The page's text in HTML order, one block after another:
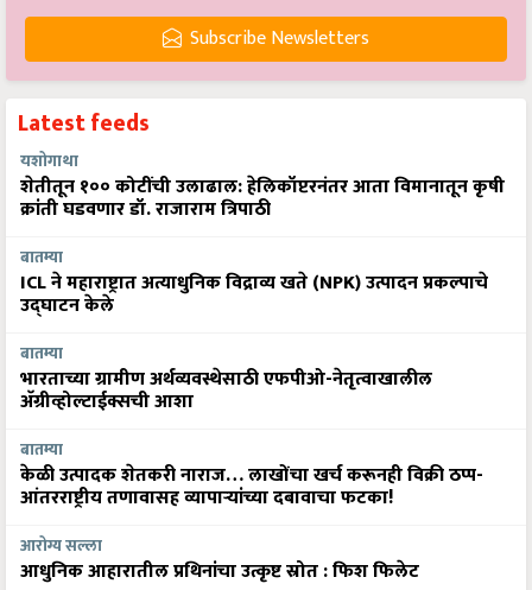
Subscribe Newsletters
Latest feeds
यशोगाथा
शेतीतून १०० कोटींची उलाढाल: हेलिकॉप्टरनंतर आता विमानातून कृषी
क्रांती घडवणार डॉ. राजाराम त्रिपाठी
बातम्या
ICL ने महाराष्ट्रात अत्याधुनिक विद्राव्य खते (NPK) उत्पादन प्रकल्पाचे
उद्घाटन केले
बातम्या
भारताच्या ग्रामीण अर्थव्यवस्थेसाठी एफपीओ-नेतृत्वाखालील
अ‍ॅग्रीव्होल्टाईक्सची आशा
बातम्या
केळी उत्पादक शेतकरी नाराज… लाखोंचा खर्च करूनही विक्री ठप्प-
आंतरराष्ट्रीय तणावासह व्यापाऱ्यांच्या दबावाचा फटका!
आरोग्य सल्ला
आधुनिक आहारातील प्रथिनांचा उत्कृष्ट स्रोत : फिश फिलेट